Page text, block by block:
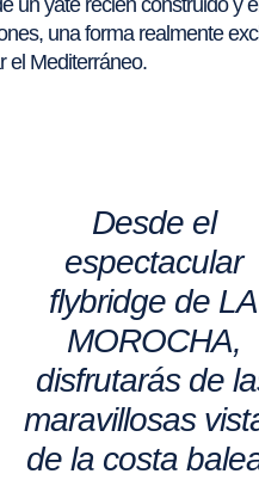
un yate recién construido y
una forma realmente
el Mediterráneo.
Desde el
espectacular
flybridge de LA
MOROCHA,
disfrutarás de
maravillosas
de la costa